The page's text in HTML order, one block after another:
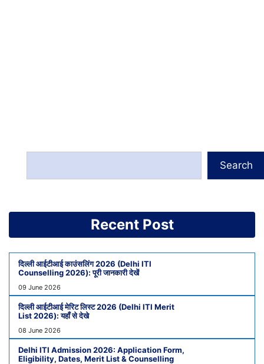
Search
Recent Post
दिल्ली आईटीआई काउंसलिंग 2026 (Delhi ITI
Counselling 2026): पूरी जानकारी देखें
09 June 2026
दिल्ली आईटीआई मेरिट लिस्ट 2026 (Delhi ITI Merit
List 2026): यहाँ से देखे
08 June 2026
Delhi ITI Admission 2026: Application Form,
Eligibility, Dates, Merit List & Counselling